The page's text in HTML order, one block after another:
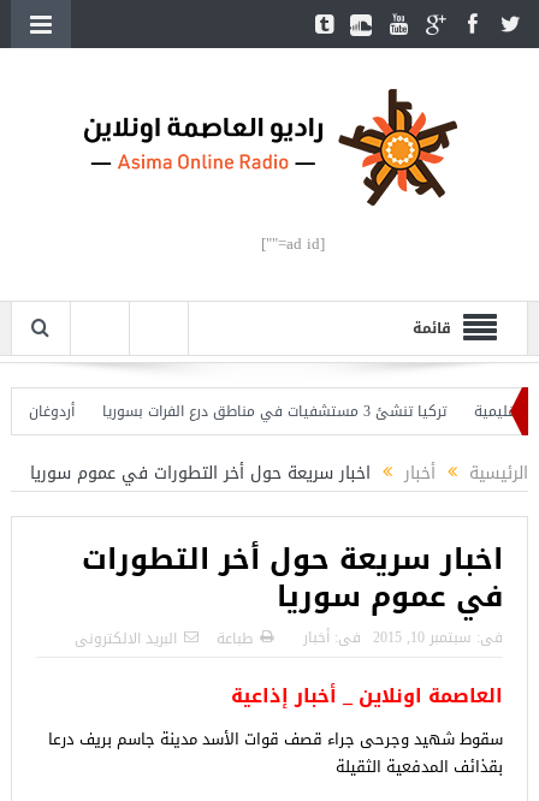
[ad id=""]
قائمة
تركيا تنشئ 3 مستشفيات في مناطق درع الفرات بسوريا
أردوغان يفتتح
الرئيسية أخبار اخبار سريعة حول أخر التطورات في عموم سوريا
اخبار سريعة حول أخر التطورات
في عموم سوريا
فى: سبتمبر 10, 2015 فى: أخبار طباعة البريد الالكترونى
العاصمة اونلاين _ أخبار إذاعية
سقوط شهيد وجرحى جراء قصف قوات الأسد مدينة جاسم بريف درعا
بقذائف المدفعية الثقيلة